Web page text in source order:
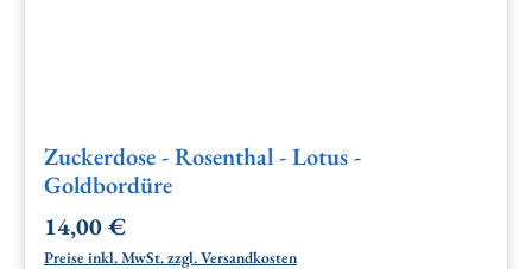
Zuckerdose - Rosenthal - Lotus -
Goldbordüre
Regulärer Preis:
14,00 €
Preise inkl. MwSt. zzgl. Versandkosten